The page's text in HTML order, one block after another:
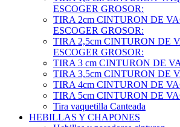
ESCOGER GROSOR:
TIRA 2cm CINTURON DE
ESCOGER GROSOR:
TIRA 2,5cm CINTURON DE
ESCOGER GROSOR:
TIRA 3 cm CINTURON DE
TIRA 3,5cm CINTURON DE
TIRA 4cm CINTURON DE
TIRA 5cm CINTURON DE
Tira vaquetilla Canteada
HEBILLAS Y CHAPONES